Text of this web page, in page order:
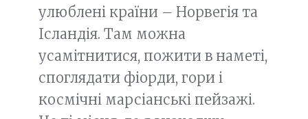
улюблені країни – Норвегія та
Ісландія. Там можна
усамітнитися, пожити в наметі,
споглядати фіорди, гори і
космічні марсіанські пейзажі.